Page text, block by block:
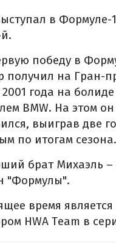
в Формуле-1
победу в
получил на Гран-
года на
BMW. На этом
выиграв две
по итогам сезона.
брат Михаэль
"Формулы".
время
HWA Team в